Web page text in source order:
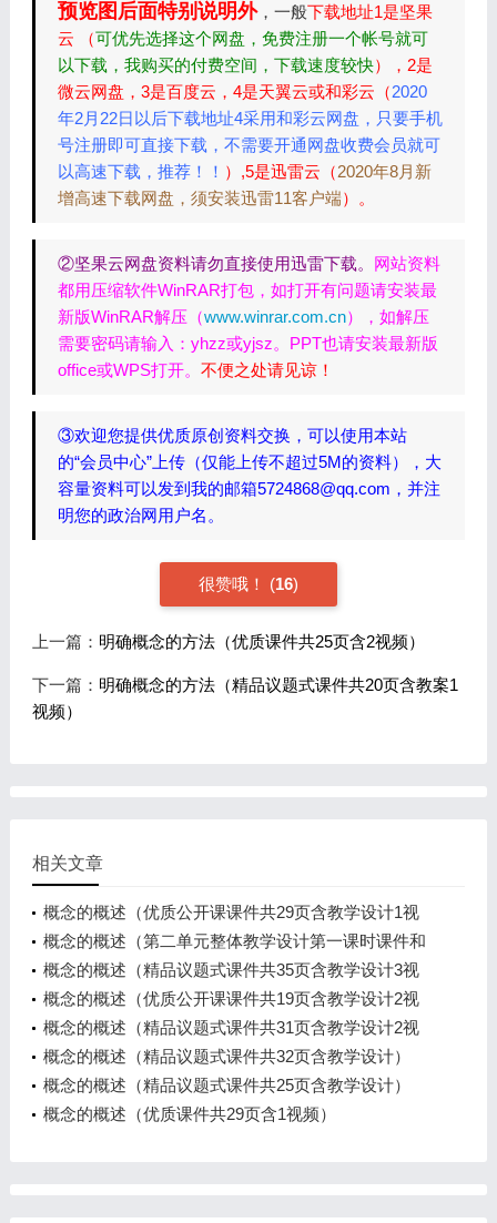
预览图后面特别说明外，一般下载地址1是坚果
云 （可优先选择这个网盘，免费注册一个帐号就可
以下载，我购买的付费空间，下载速度较快），2是
微云网盘，3是百度云，4是天翼云或和彩云（2020
年2月22日以后下载地址4采用和彩云网盘，只要手机
号注册即可直接下载，不需要开通网盘收费会员就可
以高速下载，推荐！！ ）,5是迅雷云（2020年8月新
增高速下载网盘，须安装迅雷11客户端）。
②坚果云网盘资料请勿直接使用迅雷下载。 网站资料
都用压缩软件WinRAR打包，如打开有问题请安装最
新版WinRAR解压（www.winrar.com.cn），如解压
需要密码请输入：yhzz或yjsz。PPT也请安装最新版
office或WPS打开。 不便之处请见谅！
③欢迎您提供优质原创资料交换，可以使用本站
的“会员中心”上传（仅能上传不超过5M的资料），大
容量资料可以发到我的邮箱5724868@qq.com，并注
明您的政治网用户名。
很赞哦！ (16)
上一篇： 明确概念的方法（优质课件共25页含2视频）
下一篇： 明确概念的方法（精品议题式课件共20页含教案1
视频）
相关文章
概念的概述（优质公开课课件共29页含教学设计1视
频）
概念的概述（第二单元整体教学设计第一课时课件和
课时教学设计）
概念的概述（精品议题式课件共35页含教学设计3视
频）
概念的概述（优质公开课课件共19页含教学设计2视
频）
概念的概述（精品议题式课件共31页含教学设计2视
频）
概念的概述（精品议题式课件共32页含教学设计）
概念的概述（精品议题式课件共25页含教学设计）
概念的概述（优质课件共29页含1视频）